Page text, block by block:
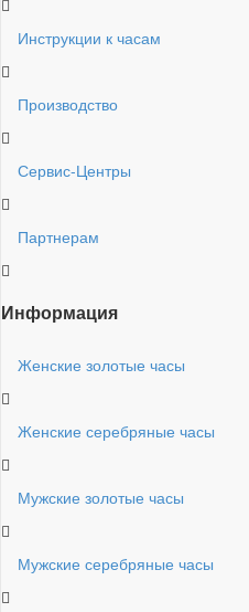
Инструкции к часам
Производство
Сервис-Центры
Партнерам
Информация
Женские золотые часы
Женские серебряные часы
Мужские золотые часы
Мужские серебряные часы